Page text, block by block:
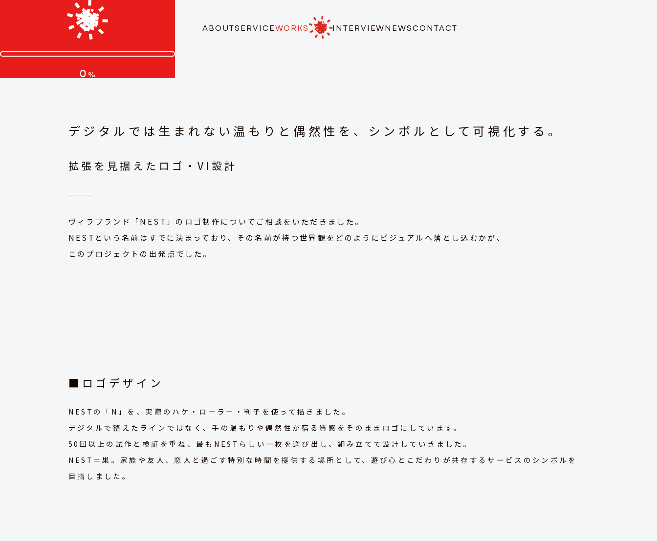
0%
ABOUTSERVICEWORKS INTERVIEWNEWSCONTACT
デジタルでは生まれない温もりと偶然性を、シンボルとして可視化する。
拡張を見据えたロゴ・VI設計
ヴィラブランド「NEST」のロゴ制作についてご相談をいただきました。
NESTという名前はすでに決まっており、その名前が持つ世界観をどのようにビジュアルへ落とし込むかが、
このプロジェクトの出発点でした。
■ロゴデザイン
NESTの「N」を、実際のハケ・ローラー・判子を使って描きました。
デジタルで整えたラインではなく、手の温もりや偶然性が宿る質感をそのままロゴにしています。
50回以上の試作と検証を重ね、最もNESTらしい一枚を選び出し、組み立てて設計していきました。
NEST＝巣。家族や友人、恋人と過ごす特別な時間を提供する場所として、遊び心とこだわりが共存するサービスのシンボルを
目指しました。